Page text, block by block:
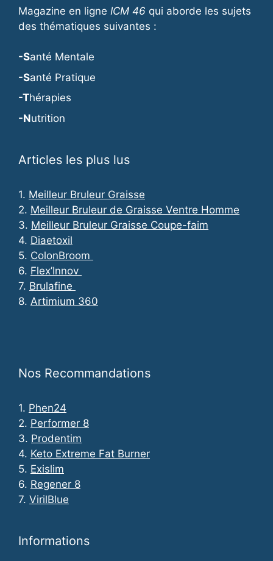
Magazine en ligne ICM 46 qui aborde les sujets
des thématiques suivantes :
-Santé Mentale
-Santé Pratique
-Thérapies
-Nutrition
Articles les plus lus
1. Meilleur Bruleur Graisse
2. Meilleur Bruleur de Graisse Ventre Homme
3. Meilleur Bruleur Graisse Coupe-faim
4. Diaetoxil
5. ColonBroom
6. Flex’Innov
7. Brulafine
8. Artimium 360
Nos Recommandations
1. Phen24
2. Performer 8
3. Prodentim
4. Keto Extreme Fat Burner
5. Exislim
6. Regener 8
7. VirilBlue
Informations